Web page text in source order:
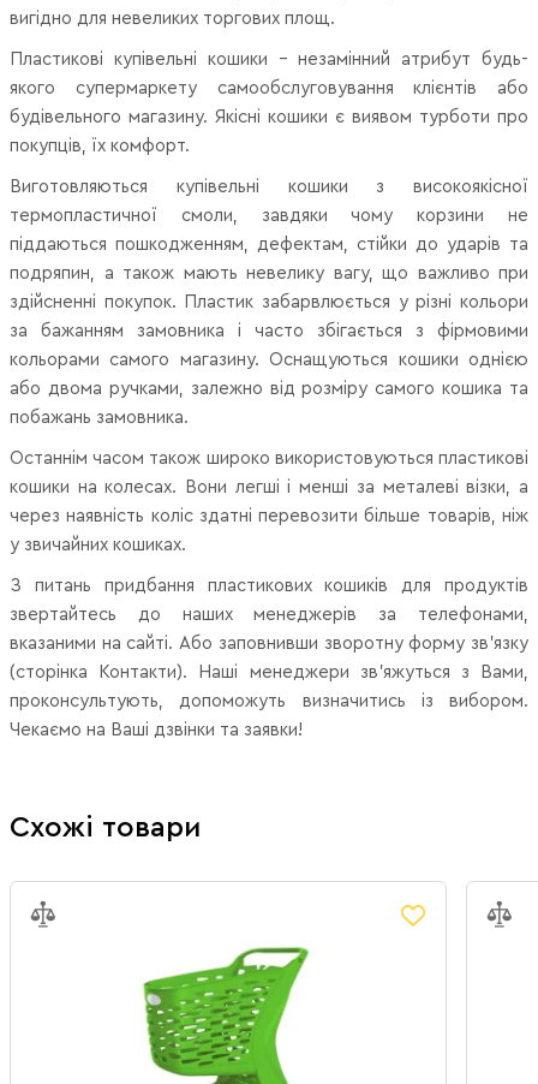
вигідно для невеликих торгових площ.
Пластикові купівельні кошики - незамінний атрибут будь-
якого супермаркету самообслуговування клієнтів або
будівельного магазину. Якісні кошики є виявом турботи про
покупців, їх комфорт.
Виготовляються купівельні кошики з високоякісної
термопластичної смоли, завдяки чому корзини не
піддаються пошкодженням, дефектам, стійки до ударів та
подряпин, а також мають невелику вагу, що важливо при
здійсненні покупок. Пластик забарвлюється у різні кольори
за бажанням замовника і часто збігається з фірмовими
кольорами самого магазину. Оснащуються кошики однією
або двома ручками, залежно від розміру самого кошика та
побажань замовника.
Останнім часом також широко використовуються пластикові
кошики на колесах. Вони легші і менші за металеві візки, а
через наявність коліс здатні перевозити більше товарів, ніж
у звичайних кошиках.
З питань придбання пластикових кошиків для продуктів
звертайтесь до наших менеджерів за телефонами,
вказаними на сайті. Або заповнивши зворотну форму зв'язку
(сторінка Контакти). Наші менеджери зв'яжуться з Вами,
проконсультують, допоможуть визначитись із вибором.
Чекаємо на Ваші дзвінки та заявки!
Схожі товари